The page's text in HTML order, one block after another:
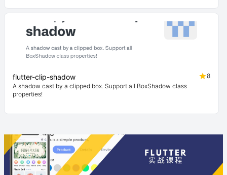
flutter-clip-shadow
8
A shadow cast by a clipped box. Support all BoxShadow class
properties!